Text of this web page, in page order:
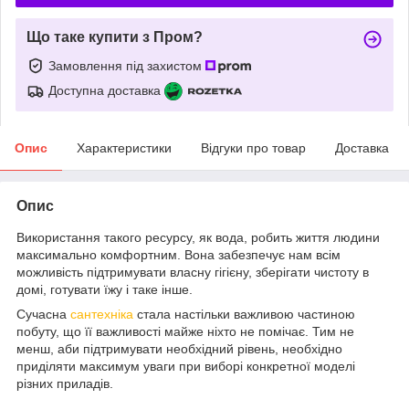
Що таке купити з Пром?
Замовлення під захистом
Доступна доставка
Опис Характеристики Відгуки про товар Доставка
Опис
Використання такого ресурсу, як вода, робить життя людини
максимально комфортним. Вона забезпечує нам всім
можливість підтримувати власну гігієну, зберігати чистоту в
домі, готувати їжу і таке інше.
Сучасна сантехніка стала настільки важливою частиною
побуту, що її важливості майже ніхто не помічає. Тим не
менш, аби підтримувати необхідний рівень, необхідно
приділяти максимум уваги при виборі конкретної моделі
різних приладів.